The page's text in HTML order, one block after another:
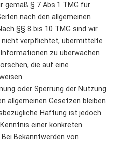
gemäß § 7 Abs.1 TMG für
nach den allgemeinen
§§ 8 bis 10 TMG sind wir
nicht verpflichtet, übermittelte
zu überwachen
die auf eine
oder Sperrung der Nutzung
allgemeinen Gesetzen bleiben
Haftung ist jedoch
einer konkreten
Bekanntwerden von